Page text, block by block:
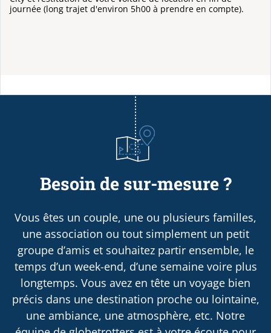
journée (long trajet d'environ 5h00 à prendre en compte).
Besoin de sur-mesure ?
Vous êtes un couple, une ou plusieurs familles,
une association ou tout simplement un petit
groupe d’amis et souhaitez partir ensemble, le
temps d’un week-end, d’une semaine voire plus
longtemps. Vous avez en tête un voyage bien
précis dans une destination proche ou lointaine,
une ambiance, une atmosphère, etc. Notre